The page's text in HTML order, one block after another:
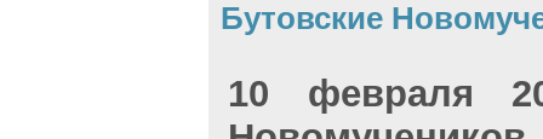
Бутовские
10 февраля